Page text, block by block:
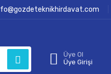
Üye Ol
Üye Girişi